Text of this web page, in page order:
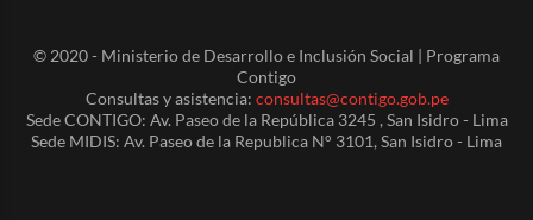
© 2020 - Ministerio de Desarrollo e Inclusión Social | Programa
Contigo
Consultas y asistencia: consultas@contigo.gob.pe
Sede CONTIGO: Av. Paseo de la República 3245 , San Isidro - Lima
Sede MIDIS: Av. Paseo de la Republica N° 3101, San Isidro - Lima